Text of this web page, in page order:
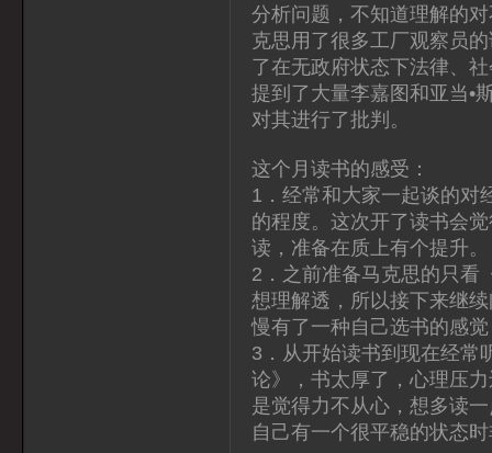
分析问题，不知道理解的
克思用了很多工厂观察员
了在无政府状态下法律、
提到了大量李嘉图和亚当•
对其进行了批判。
这个月读书的感受：
1．经常和大家一起谈的对
的程度。这次开了读书会
读，准备在质上有个提升。
2．之前准备马克思的只看
想理解透，所以接下来继
慢有了一种自己选书的感
3．从开始读书到现在经常
论》，书太厚了，心理压
是觉得力不从心，想多读
自己有一个很平稳的状态